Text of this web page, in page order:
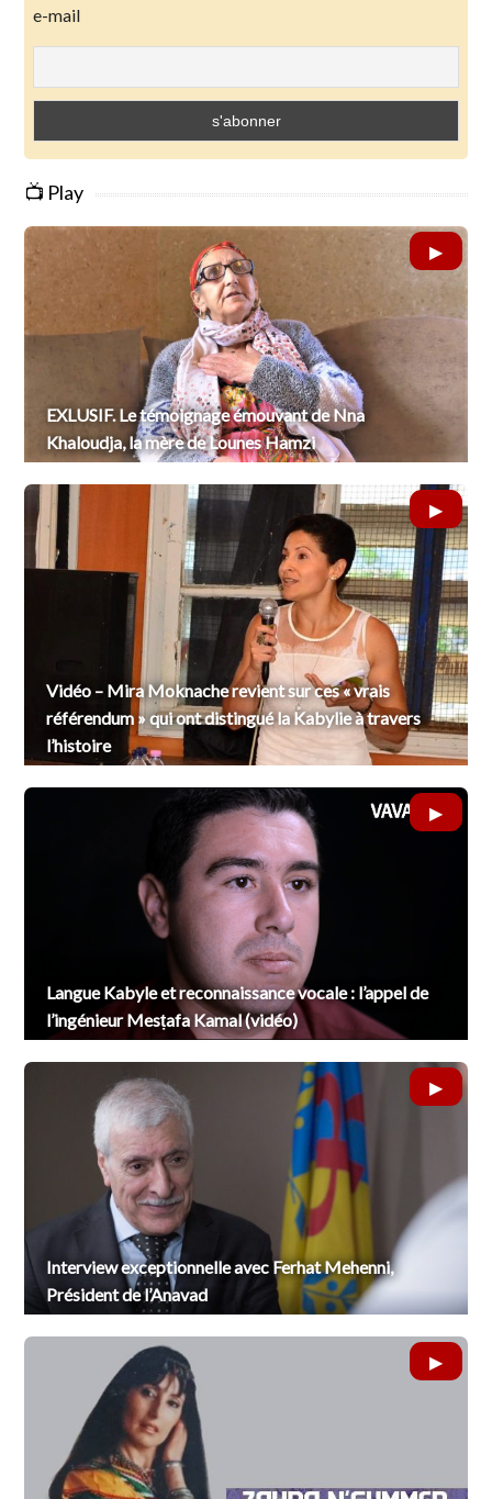
e-mail
📺 Play
EXLUSIF. Le témoignage émouvant de Nna
Khaloudja, la mère de Lounes Hamzi
Vidéo – Mira Moknache revient sur ces « vrais
référendum » qui ont distingué la Kabylie à travers
l’histoire
Langue Kabyle et reconnaissance vocale : l’appel de
l’ingénieur Mesṭafa Kamal (vidéo)
Interview exceptionnelle avec Ferhat Mehenni,
Président de l’Anavad